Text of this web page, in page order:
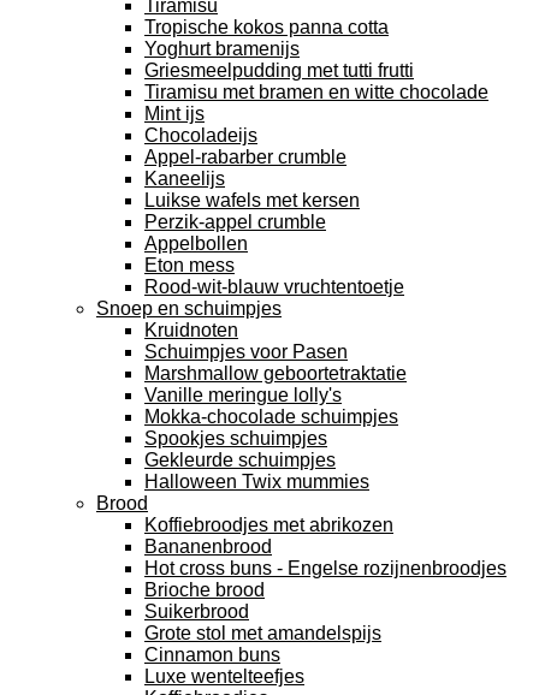
Tiramisu
Tropische kokos panna cotta
Yoghurt bramenijs
Griesmeelpudding met tutti frutti
Tiramisu met bramen en witte chocolade
Mint ijs
Chocoladeijs
Appel-rabarber crumble
Kaneelijs
Luikse wafels met kersen
Perzik-appel crumble
Appelbollen
Eton mess
Rood-wit-blauw vruchtentoetje
Snoep en schuimpjes
Kruidnoten
Schuimpjes voor Pasen
Marshmallow geboortetraktatie
Vanille meringue lolly's
Mokka-chocolade schuimpjes
Spookjes schuimpjes
Gekleurde schuimpjes
Halloween Twix mummies
Brood
Koffiebroodjes met abrikozen
Bananenbrood
Hot cross buns - Engelse rozijnenbroodjes
Brioche brood
Suikerbrood
Grote stol met amandelspijs
Cinnamon buns
Luxe wentelteefjes